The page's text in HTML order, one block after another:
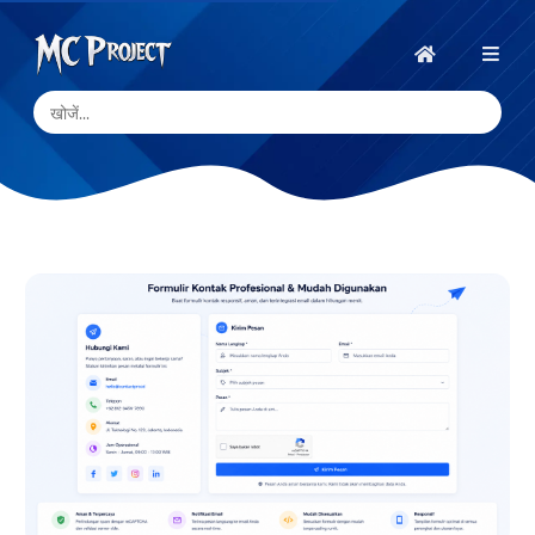
होम
Project
Official
Store
डिजिटल